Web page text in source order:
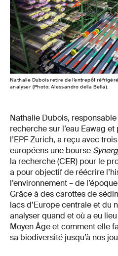
Nathalie Dubois retire de l’entrepôt
analyser (Photo: Alessandro della Bella).
Nathalie Dubois,
recherche sur l’eau Eawag
l’EPF Zurich, a reçu avec
européens une bourse
la recherche (CER) pour le
a pour objectif de réécrire
l’environnement – de
Grâce à des carottes de
lacs d’Europe centrale et du
analyser quand et où a eu
Moyen Âge et comment elle
sa biodiversité jusqu’à nos